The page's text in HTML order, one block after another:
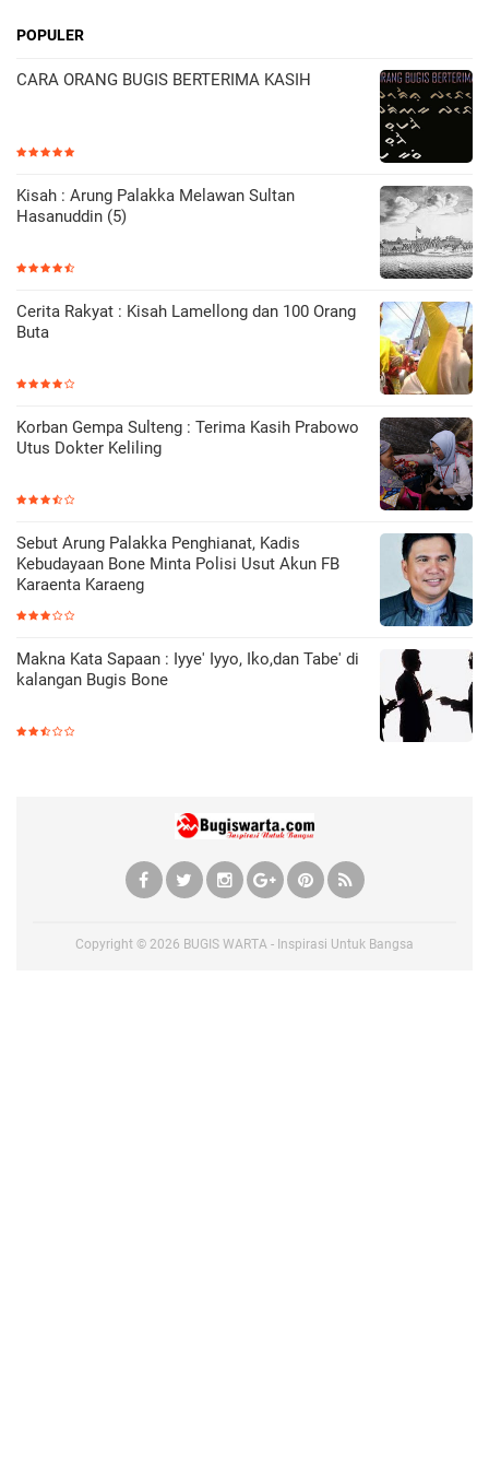
POPULER
CARA ORANG BUGIS BERTERIMA KASIH
Kisah : Arung Palakka Melawan Sultan
Hasanuddin (5)
Cerita Rakyat : Kisah Lamellong dan 100 Orang
Buta
Korban Gempa Sulteng : Terima Kasih Prabowo
Utus Dokter Keliling
Sebut Arung Palakka Penghianat, Kadis
Kebudayaan Bone Minta Polisi Usut Akun FB
Karaenta Karaeng
Makna Kata Sapaan : Iyye' Iyyo, Iko,dan Tabe' di
kalangan Bugis Bone
Copyright © 2026 BUGIS WARTA - Inspirasi Untuk Bangsa